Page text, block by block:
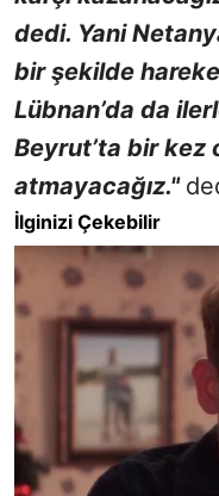
dedi. Yani
bir şekilde
Lübnan’da da
Beyrut’ta bir kez
atmayacağız."